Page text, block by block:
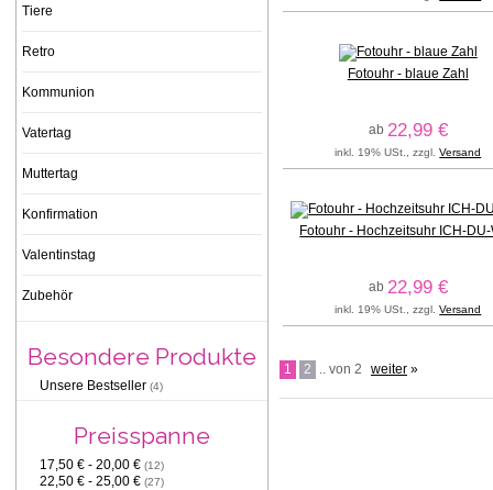
Fotouhr - blaue Zahl
ab 22,99 €
inkl. 19% USt., zzgl.Versand
Fotouhr - Hochzeitsuhr ICH-
ab 22,99 €
inkl. 19% USt., zzgl.Versand
1 2 .. von 2 weiter »
Tiere
Retro
Kommunion
Vatertag
Muttertag
Konfirmation
Valentinstag
Zubehör
Besondere Produkte
Unsere Bestseller (4)
Preisspanne
17,50 € - 20,00 € (12)
22,50 € - 25,00 € (27)